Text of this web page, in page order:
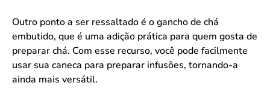
Outro ponto a ser ressaltado é o gancho de chá
embutido, que é uma adição prática para quem gosta de
preparar chá. Com esse recurso, você pode facilmente
usar sua caneca para preparar infusões, tornando-a
ainda mais versátil.